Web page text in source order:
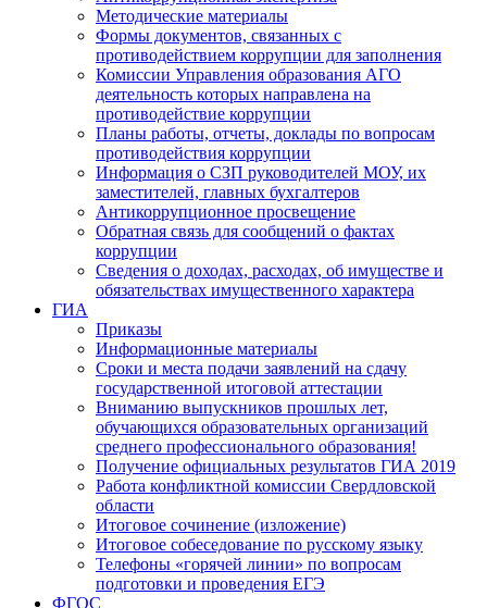
Методические материалы
Формы документов, связанных с
противодействием коррупции для заполнения
Комиссии Управления образования АГО
деятельность которых направлена на
противодействие коррупции
Планы работы, отчеты, доклады по вопросам
противодействия коррупции
Информация о СЗП руководителей МОУ, их
заместителей, главных бухгалтеров
Антикоррупционное просвещение
Обратная связь для сообщений о фактах
коррупции
Сведения о доходах, расходах, об имуществе и
обязательствах имущественного характера
ГИА
Приказы
Информационные материалы
Сроки и места подачи заявлений на сдачу
государственной итоговой аттестации
Вниманию выпускников прошлых лет,
обучающихся образовательных организаций
среднего профессионального образования!
Получение официальных результатов ГИА 2019
Работа конфликтной комиссии Свердловской
области
Итоговое сочинение (изложение)
Итоговое собеседование по русскому языку
Телефоны «горячей линии» по вопросам
подготовки и проведения ЕГЭ
ФГОС